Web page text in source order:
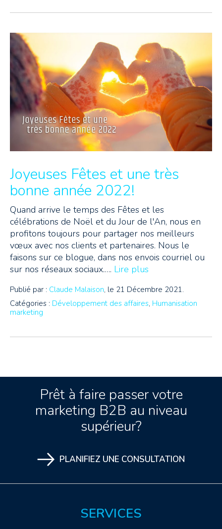
Joyeuses Fêtes et une très
bonne année 2022!
Quand arrive le temps des Fêtes et les
célébrations de Noël et du Jour de l'An, nous en
profitons toujours pour partager nos meilleurs
vœux avec nos clients et partenaires. Nous le
faisons sur ce blogue, dans nos envois courriel ou
sur nos réseaux sociaux.…. Lire plus
Publié par : Claude Malaison, le 21 Décembre 2021.
Catégories : Développement des affaires, Humanisation
marketing
Prêt à faire passer votre
marketing B2B au niveau
supérieur?
PLANIFIEZ UNE CONSULTATION
SERVICES